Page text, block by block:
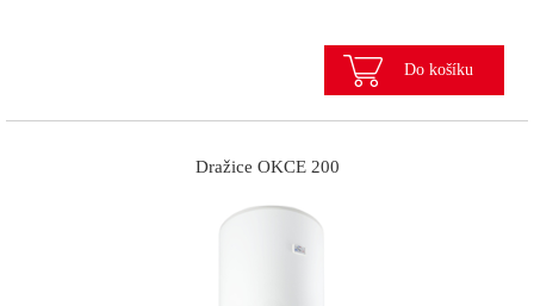
Do košíku
Dražice OKCE 200